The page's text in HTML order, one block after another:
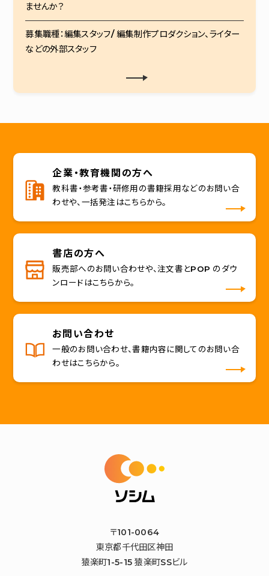
ませんか？
募集職種：編集スタッフ/ 編集制作プロダクション、ライター
などの外部スタッフ
企業・教育機関の方へ
教科書・参考書・研修用の書籍採用などのお問い合
わせや、一括発注はこちらから。
書店の方へ
販売部へのお問い合わせや、注文書とPOP のダウ
ンロードはこちらから。
お問い合わせ
一般のお問い合わせ、書籍内容に関してのお問い合
わせはこちらから。
〒101-0064
東京都千代田区神田
猿楽町1-5-15 猿楽町SSビル